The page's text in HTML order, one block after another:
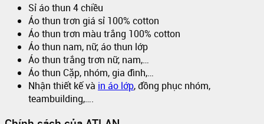
Sỉ áo thun 4 chiều
Áo thun trơn giá sỉ 100% cotton
Áo thun trơn màu trắng 100% cotton
Áo thun nam, nữ, áo thun lớp
Áo thun trắng trơn nữ, nam,…
Áo thun Cặp, nhóm, gia đình,…
Nhận thiết kế và in áo lớp, đồng phục nhóm,
teambuilding,….